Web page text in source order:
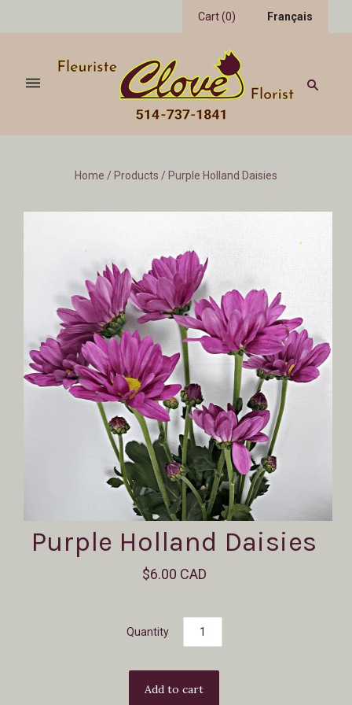
Cart(0) Français
Home / Products / Purple Holland Daisies
Purple Holland Daisies
$6.00 CAD
Quantity